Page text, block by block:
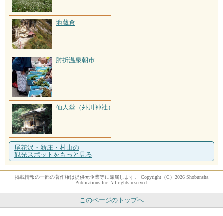
地蔵倉
肘折温泉朝市
仙人堂（外川神社）
尾花沢・新庄・村山の
観光スポットをもっと見る
掲載情報の一部の著作権は提供元企業等に帰属します。 Copyright（C）2026 Shobunsha
Publications,Inc. All rights reserved.
このページのトップへ